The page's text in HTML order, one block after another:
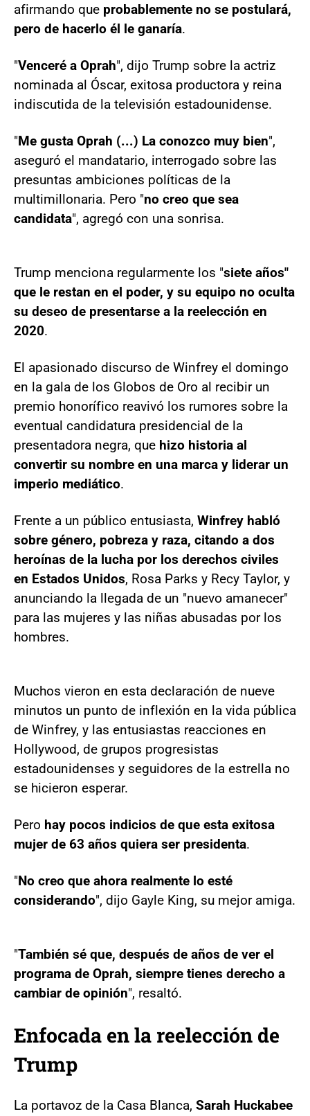
afirmando que probablemente no se postulará,
pero de hacerlo él le ganaría.
"Venceré a Oprah", dijo Trump sobre la actriz
nominada al Óscar, exitosa productora y reina
indiscutida de la televisión estadounidense.
"Me gusta Oprah (...) La conozco muy bien",
aseguró el mandatario, interrogado sobre las
presuntas ambiciones políticas de la
multimillonaria. Pero "no creo que sea
candidata", agregó con una sonrisa.
Trump menciona regularmente los "siete años"
que le restan en el poder, y su equipo no oculta
su deseo de presentarse a la reelección en
2020.
El apasionado discurso de Winfrey el domingo
en la gala de los Globos de Oro al recibir un
premio honorífico reavivó los rumores sobre la
eventual candidatura presidencial de la
presentadora negra, que hizo historia al
convertir su nombre en una marca y liderar un
imperio mediático.
Frente a un público entusiasta, Winfrey habló
sobre género, pobreza y raza, citando a dos
heroínas de la lucha por los derechos civiles
en Estados Unidos, Rosa Parks y Recy Taylor, y
anunciando la llegada de un "nuevo amanecer"
para las mujeres y las niñas abusadas por los
hombres.
Muchos vieron en esta declaración de nueve
minutos un punto de inflexión en la vida pública
de Winfrey, y las entusiastas reacciones en
Hollywood, de grupos progresistas
estadounidenses y seguidores de la estrella no
se hicieron esperar.
Pero hay pocos indicios de que esta exitosa
mujer de 63 años quiera ser presidenta.
"No creo que ahora realmente lo esté
considerando", dijo Gayle King, su mejor amiga.
"También sé que, después de años de ver el
programa de Oprah, siempre tienes derecho a
cambiar de opinión", resaltó.
Enfocada en la reelección de
Trump
La portavoz de la Casa Blanca, Sarah Huckabee